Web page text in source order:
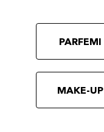
PARFEMI
MAKE-UP